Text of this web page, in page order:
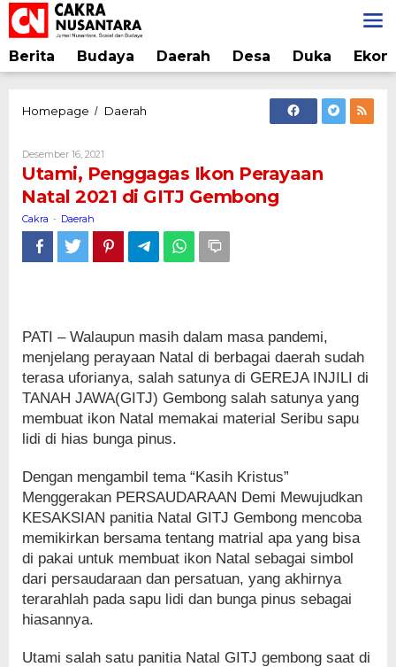
Lewati
ke
konten
Berita Budaya Daerah Desa Duka
Homepage / Daerah
Natal
2021
GITJ
Gembong
Desember 16, 2021
Utami, Penggagas Ikon Perayaan
Natal 2021 di GITJ Gembong
Cakra - Daerah
PATI – Walaupun masih dalam masa pandemi,
menjelang perayaan Natal di berbagai daerah sudah
terasa uforianya, salah satunya di GEREJA INJILI di
TANAH JAWA(GITJ) Gembong salah satunya yang
membuat ikon Natal memakai material Seribu sapu
lidi di hias bunga pinus.
Dengan mengambil tema “Kasih Kristus”
Menggerakan PERSAUDARAAN Demi Mewujudkan
KESAKSIAN panitia Natal GITJ Gembong mencoba
memikirkan bersama tentang matrial apa yang bisa
di pakai untuk membuat ikon Natal sebagai simbol
dari persaudaraan dan persatuan, yang akhirnya
terarahlah pada sapu lidi dan bunga pinus sebagai
hiasannya.
Utami salah satu panitia Natal GITJ gembong saat di